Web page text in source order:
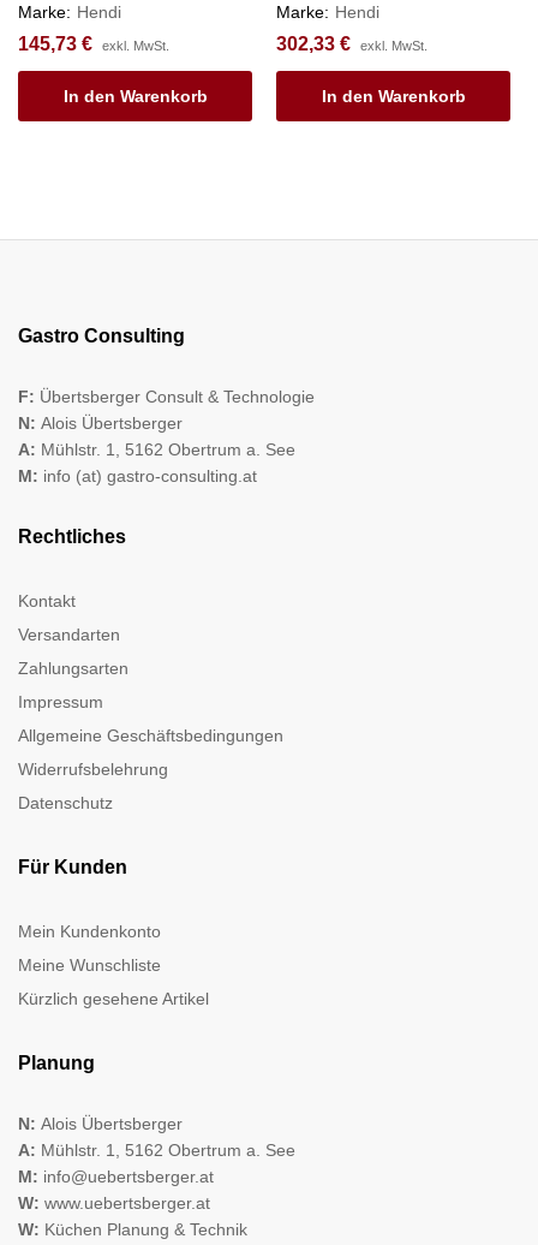
Marke: Hendi
145,73 € exkl. MwSt.
In den Warenkorb
Marke: Hendi
302,33 € exkl. MwSt.
In den Warenkorb
Gastro Consulting
F: Übertsberger Consult & Technologie
N: Alois Übertsberger
A: Mühlstr. 1, 5162 Obertrum a. See
M: info (at) gastro-consulting.at
Rechtliches
Kontakt
Versandarten
Zahlungsarten
Impressum
Allgemeine Geschäftsbedingungen
Widerrufsbelehrung
Datenschutz
Für Kunden
Mein Kundenkonto
Meine Wunschliste
Kürzlich gesehene Artikel
Planung
N: Alois Übertsberger
A: Mühlstr. 1, 5162 Obertrum a. See
M: info@uebertsberger.at
W: www.uebertsberger.at
W: Küchen Planung & Technik